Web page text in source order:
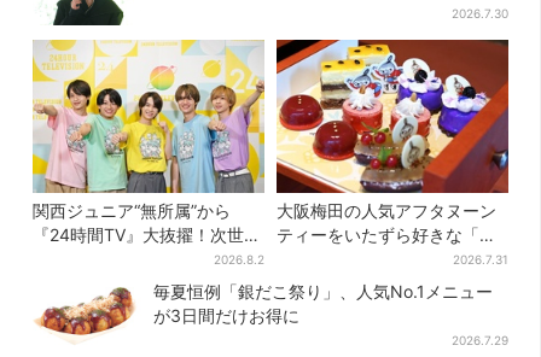
2026.7.30
関西ジュニア“無所属”から
『24時間TV』大抜擢！次世代
スターと期待「まさか僕2026.8.2
大阪梅田の人気アフタヌーン
ティーをいたずら好きな「リ
トルミイ」がジャック！「ム
ーミン」たちとバカンスへ
2026.7.31
毎夏恒例「銀だこ祭り」、人気No.1メニュー
が3日間だけお得に
2026.7.29